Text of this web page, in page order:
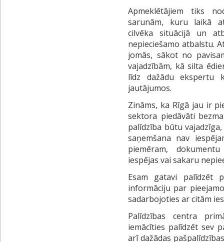
Apmeklētājiem tiks
sarunām, kuru laikā
cilvēka situācijā un
nepieciešamo atbalstu.
jomās, sākot no
vajadzībām, kā silta
līdz dažādu ekspertu
jautājumos.
Zināms, ka Rīgā jau ir
sektora piedāvāti
palīdzība būtu
saņemšana nav
piemēram,
iespējas vai sakaru
Esam gatavi palīdzēt
informāciju par
sadarbojoties ar citām
Palīdzības centra
iemācīties palīdzēt sev
arī dažādas